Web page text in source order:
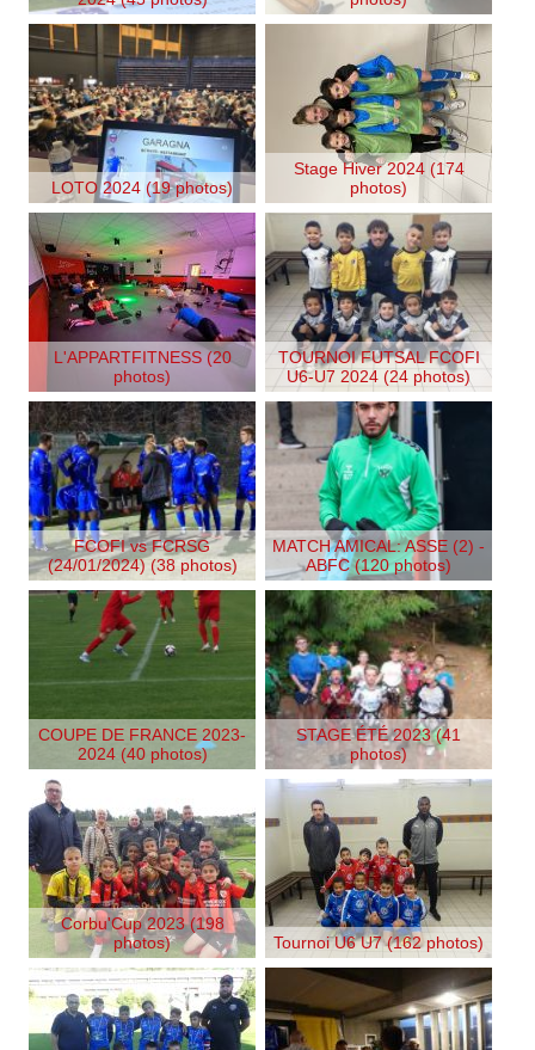
LOTO 2024 (19 photos)
Stage Hiver 2024 (174
photos)
L'APPARTFITNESS (20
photos)
TOURNOI FUTSAL FCOFI
U6-U7 2024 (24 photos)
FCOFI vs FCRSG
(24/01/2024) (38 photos)
MATCH AMICAL: ASSE (2) -
ABFC (120 photos)
COUPE DE FRANCE 2023-
2024 (40 photos)
STAGE ÉTÉ 2023 (41
photos)
Corbu'Cup 2023 (198
photos)
Tournoi U6 U7 (162 photos)